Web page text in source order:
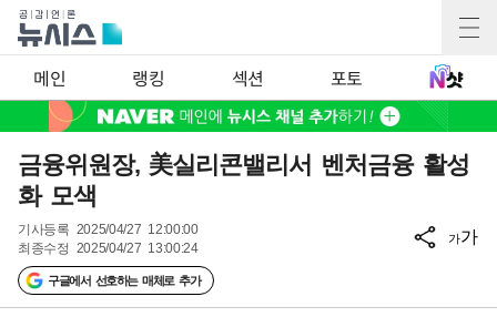
메인 랭킹 섹션 포토
금융위원장, 美실리콘밸리서 벤처금융 활성
화 모색
기사등록 2025/04/27 12:00:00
최종수정 2025/04/27 13:00:24
구글에서 선호하는 매체로 추가
가가